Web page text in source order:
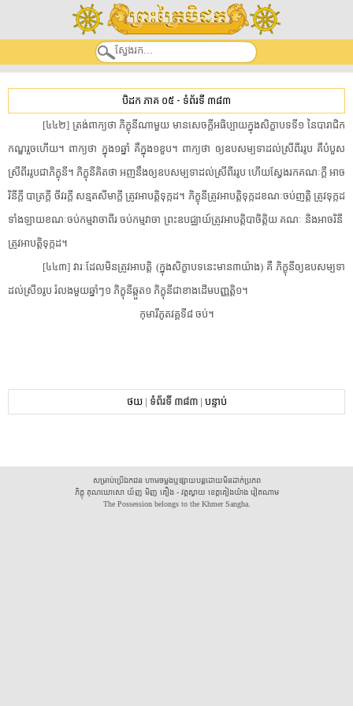
បិដក ភាគ ០៥ - ទំព័រទី ៣៨៣
[​៤៤២​]​ ​ត្រង់​ពាក្យ​ថា​ ​ភិក្ខុនី​ណាមួយ​ ​មាន​សេចក្តី​អធិប្បាយ​ក្នុង​សិក្ខាបទ​ទី១​ ​នៃ​បារាជិក​
កណ្ឌ​រួចហើយ​។​ ​ពាក្យ​ថា​ ​ក្នុង១ឆ្នាំ​ ​គឺ​ក្នុង១ខួប​។​ ​ពាក្យ​ថា​ ​ឲ្យ​ឧបសម្បទា​ដល់​ស្រី​ពីរ​រូប​ ​គឺ​បំបួស​
ស្រី​ពីរ​រូប​ជា​ភិក្ខុនី​។​ ​ភិក្ខុនី​គិតថា​ ​អញ​នឹង​ឲ្យ​ឧបសម្បទា​ដល់​ស្រី​ពីរ​រូប​ ​ហើយ​ស្វែងរក​គណៈ​ក្តី​ ​អាច​
រិនី​ក្តី​ ​បាត្រ​ក្តី​ ​ចីវរ​ក្តី​ ​សន្មត​សីមា​ក្តី​ ​ត្រូវអាបត្តិ​ទុក្កដ​។​ ​ភិក្ខុនី​ត្រូវអាបត្តិ​ទុក្កដ​ខណៈ​ចប់​ញត្តិ​ ​ត្រូវ​ទុក្កដ​
ទាំងឡាយ​ខណៈ​ចប់​កម្មវាចា​ពីរ​ ​ចប់​កម្មវាចា​ ​ព្រះ​ឧបជ្ឈាយ៍​ត្រូវអាបត្តិ​បា​ចិ​ត្តិ​យ​ ​គណៈ​ ​និង​អាច​រិនី​ ​
ត្រូវអាបត្តិ​ទុក្កដ​។​ ​
[​៤៤៣​]​ ​វារៈ​ដែល​មិន​ត្រូវអាបត្តិ​ ​(​ក្នុង​សិក្ខាបទ​នេះ​មាន៣យ៉ាង​)​ ​គឺ​ ​ភិក្ខុនី​ឲ្យ​ឧបសម្បទា​
ដល់​ស្រី១រូប​ ​រំលង​មួយ​ឆ្នាំ​ៗ១​ ​ភិក្ខុនី​ឆ្កួត១​ ​ភិក្ខុនី​ជា​ខាងដើម​បញ្ញត្តិ១​។​
​កុមារី​ភូត​វគ្គទី៨​ ​ចប់​។​
ថយ| ទំព័រទី ៣៨៣| បន្ទាប់
សម្រាប់ប្រើឯកជន ហាមចម្លងឬផ្សាយបន្តដោយមិនដាក់ប្រភព
ភិក្ខុ គុណឃោសោ យ័ញ មិញ គឿង - វត្តស្វាយ ខេត្តគៀងយ៉ាង វៀតណាម
The Possession belongs to the Khmer Sangha.